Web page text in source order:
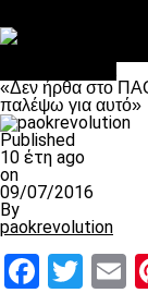
«Δεν ήρθα στο
παλέψω για αυτό»
Published
10 έτη ago
on
09/07/2016
By
paokrevolution